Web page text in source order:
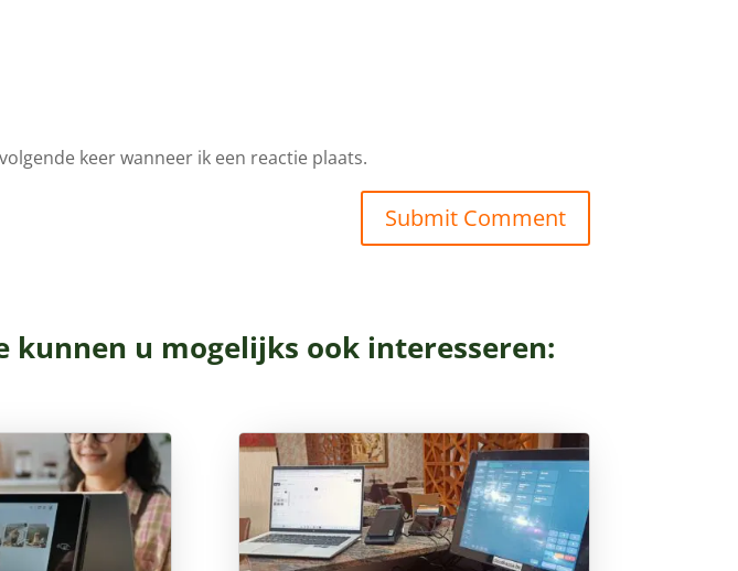
keer wanneer ik een reactie plaats.
Submit Comment
kunnen u mogelijks ook interesseren: